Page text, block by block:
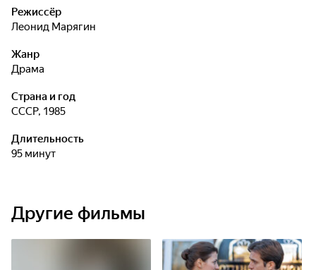
Режиссёр
Леонид Марягин
Жанр
драма
Страна и год
СССР, 1985
Длительность
95 минут
Другие фильмы